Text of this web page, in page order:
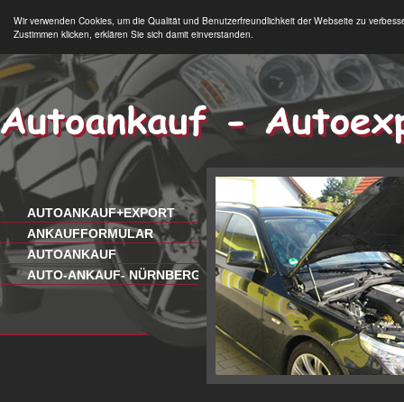
Wir verwenden Cookies, um die Qualität und Benutzerfreundlichkeit der Webseite zu
Zustimmen klicken, erklären Sie sich damit einverstanden.
AUTOANKAUF+EXPORT
ANKAUFFORMULAR
AUTOANKAUF
AUTO-ANKAUF- NÜRNBERG